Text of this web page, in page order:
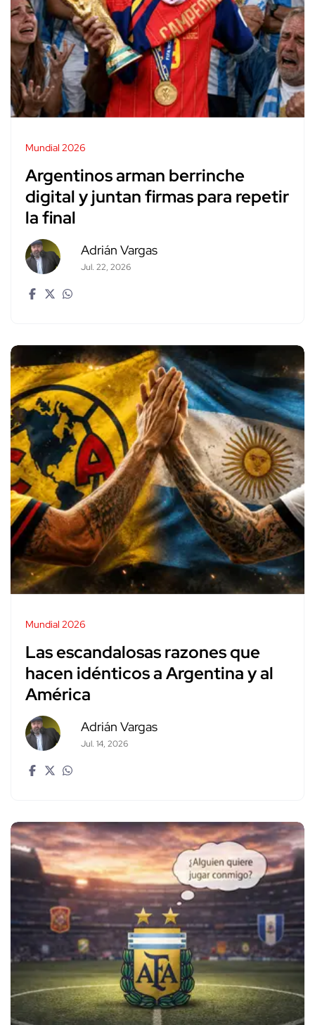
Mundial 2026
Argentinos arman berrinche
digital y juntan firmas para repetir
la final
Adrián Vargas
Jul. 22, 2026
Mundial 2026
Las escandalosas razones que
hacen idénticos a Argentina y al
América
Adrián Vargas
Jul. 14, 2026